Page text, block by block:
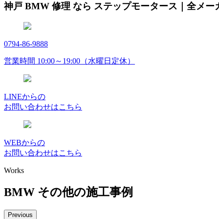
神戸 BMW 修理 なら ステップモータース｜全メー
0794-86-9888
営業時間 10:00～19:00（水曜日定休）
LINEからの
お問い合わせはこちら
WEBからの
お問い合わせはこちら
Works
BMW その他の施工事例
Previous